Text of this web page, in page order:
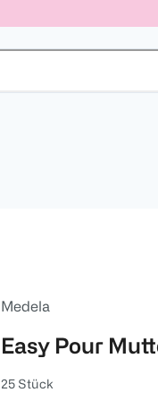
Medela
Easy Pour
25 Stück